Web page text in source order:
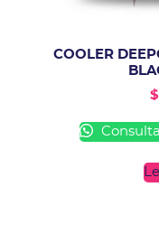
COOLER
$